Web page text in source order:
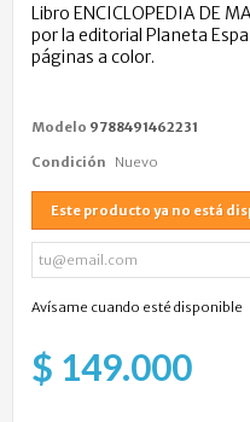
Libro ENCICLOPEDIA DE
por la editorial Planeta
páginas a color.
Modelo 9788491462231
Condición Nuevo
Este producto ya no está
Avísame cuando esté disponible
$ 149.000